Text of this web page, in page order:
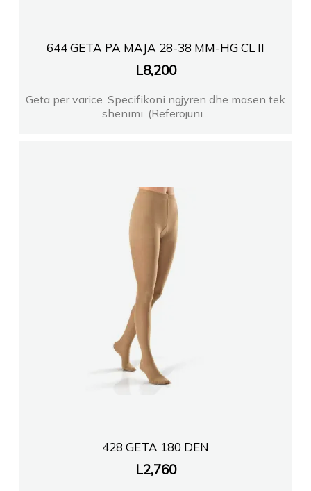
644 GETA PA MAJA 28-38 MM-HG CL II
L8,200
Geta per varice. Specifikoni ngjyren dhe masen tek
shenimi. (Referojuni...
428 GETA 180 DEN
L2,760